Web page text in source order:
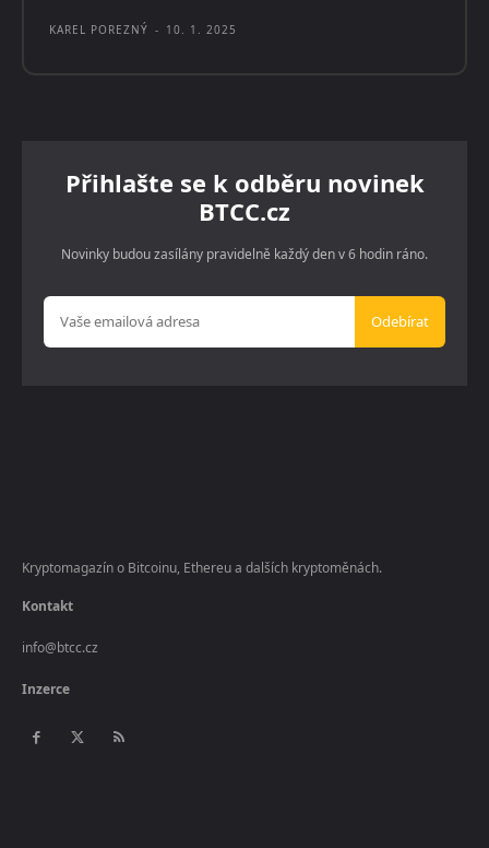
KAREL POREZNÝ - 10. 1. 2025
Přihlašte se k odběru novinek
BTCC.cz
Novinky budou zasílány pravidelně každý den v 6 hodin ráno.
Odebírat
Kryptomagazín o Bitcoinu, Ethereu a dalších kryptoměnách.
Kontakt
info@btcc.cz
Inzerce